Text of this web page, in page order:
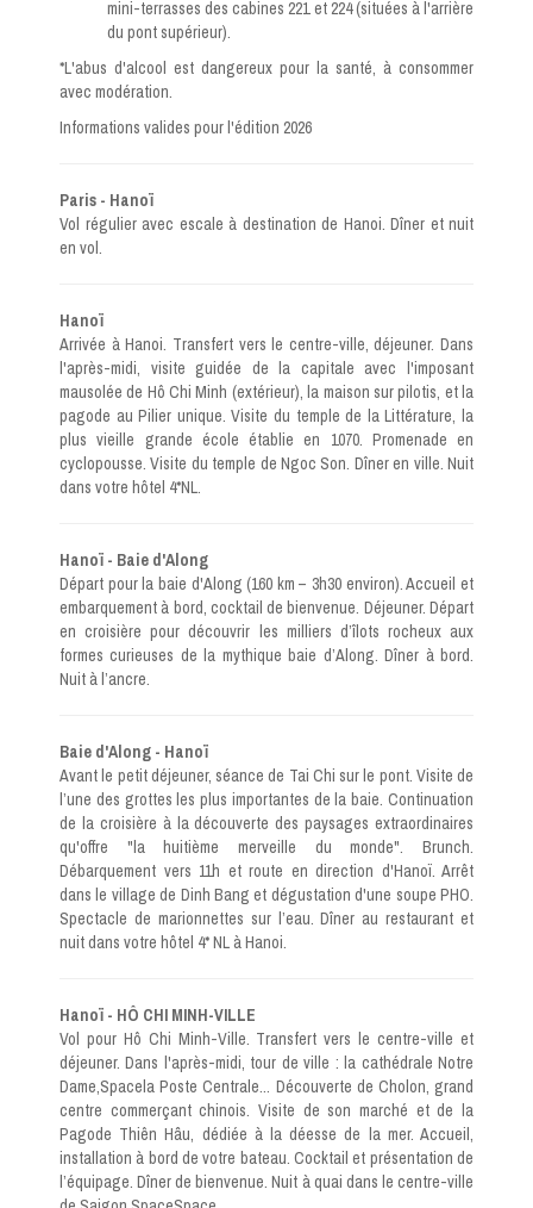
mini-terrasses des cabines 221 et 224 (situées à l'arrière
du pont supérieur).
*L'abus d'alcool est dangereux pour la santé, à consommer
avec modération.
Informations valides pour l'édition 2026
Paris - Hanoï
Vol régulier avec escale à destination de Hanoi. Dîner et nuit
en vol.
Hanoï
Arrivée à Hanoi. Transfert vers le centre-ville, déjeuner. Dans
l'après-midi, visite guidée de la capitale avec l'imposant
mausolée de Hô Chi Minh (extérieur), la maison sur pilotis, et la
pagode au Pilier unique. Visite du temple de la Littérature, la
plus vieille grande école établie en 1070. Promenade en
cyclopousse. Visite du temple de Ngoc Son. Dîner en ville. Nuit
dans votre hôtel 4*NL.
Hanoï - Baie d'Along
Départ pour la baie d'Along (160 km – 3h30 environ). Accueil et
embarquement à bord, cocktail de bienvenue. Déjeuner. Départ
en croisière pour découvrir les milliers d’îlots rocheux aux
formes curieuses de la mythique baie d’Along. Dîner à bord.
Nuit à l’ancre.
Baie d'Along - Hanoï
Avant le petit déjeuner, séance de Tai Chi sur le pont. Visite de
l’une des grottes les plus importantes de la baie. Continuation
de la croisière à la découverte des paysages extraordinaires
qu'offre "la huitième merveille du monde". Brunch.
Débarquement vers 11h et route en direction d'Hanoï. Arrêt
dans le village de Dinh Bang et dégustation d'une soupe PHO.
Spectacle de marionnettes sur l’eau. Dîner au restaurant et
nuit dans votre hôtel 4* NL à Hanoi.
Hanoï - HÔ CHI MINH-VILLE
Vol pour Hô Chi Minh-Ville. Transfert vers le centre-ville et
déjeuner. Dans l'après-midi, tour de ville : la cathédrale Notre
Dame,Spacela Poste Centrale... Découverte de Cholon, grand
centre commerçant chinois. Visite de son marché et de la
Pagode Thiên Hâu, dédiée à la déesse de la mer. Accueil,
installation à bord de votre bateau. Cocktail et présentation de
l’équipage. Dîner de bienvenue. Nuit à quai dans le centre-ville